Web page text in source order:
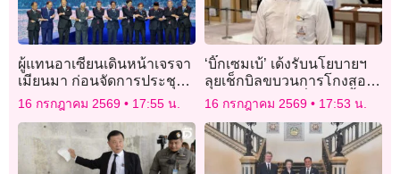
ผู้แทนอาเซียนเดินหน้าเจรจา
เมียนมา ก่อนจัดการประชุม
รัฐมนตรีต่างประเทศ
16 กรกฎาคม 2569 17:55 น.
‘บิ๊กเซมเบ้’ เด้งรับนโยบายฯ
ลุยเช็กบิลขบวนการโกงสอบ
ข้าราชการท้องถิ่น พรุ่งนี้
ล็อตแรก 3,000 ราย
16 กรกฎาคม 2569 17:53 น.